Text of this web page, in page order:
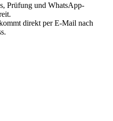
Prüfung und WhatsApp-
direkt per E-Mail nach